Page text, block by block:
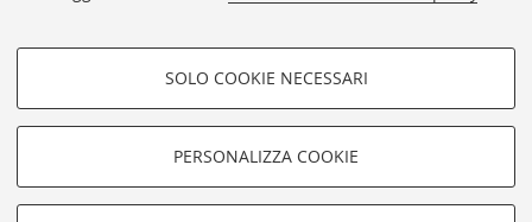
COOKIE DI PROFILAZIONE -
FACOLTATIVI
navigazione degli utenti, creare profili in base al loro comportamento
SOLO COOKIE NECESSARI
PERSONALIZZA COOKIE
Rubrica di Ateneo
Privacy e note legali